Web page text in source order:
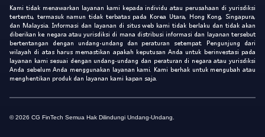
Kami tidak menawarkan layanan kami kepada individu atau perusahaan di yurisdiksi
tertentu, termasuk namun tidak terbatas pada Korea Utara, Hong Kong, Singapura,
dan Malaysia. Informasi dan layanan di situs web kami tidak berlaku dan tidak akan
diberikan ke negara atau yurisdiksi di mana distribusi informasi dan layanan tersebut
bertentangan dengan undang-undang dan peraturan setempat. Pengunjung dari
wilayah di atas harus memastikan apakah keputusan Anda untuk berinvestasi pada
layanan kami sesuai dengan undang-undang dan peraturan di negara atau yurisdiksi
Anda sebelum Anda menggunakan layanan kami. Kami berhak untuk mengubah atau
menghentikan produk dan layanan kami kapan saja.
© 2026 CG FinTech Semua Hak Dilindungi Undang-Undang.